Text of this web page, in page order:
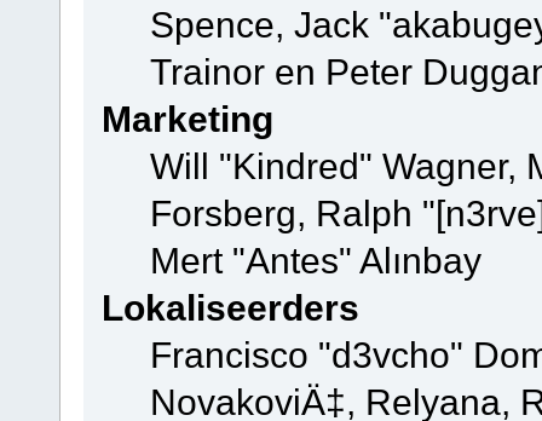
Spence, Jack
Trainor en Peter
Marketing
Will "Kindred" Wagner,
Forsberg, Ralph
Mert "Antes" Alınbay
Lokaliseerders
Francisco "d3vcho"
NovakoviÄ‡, Relyana,